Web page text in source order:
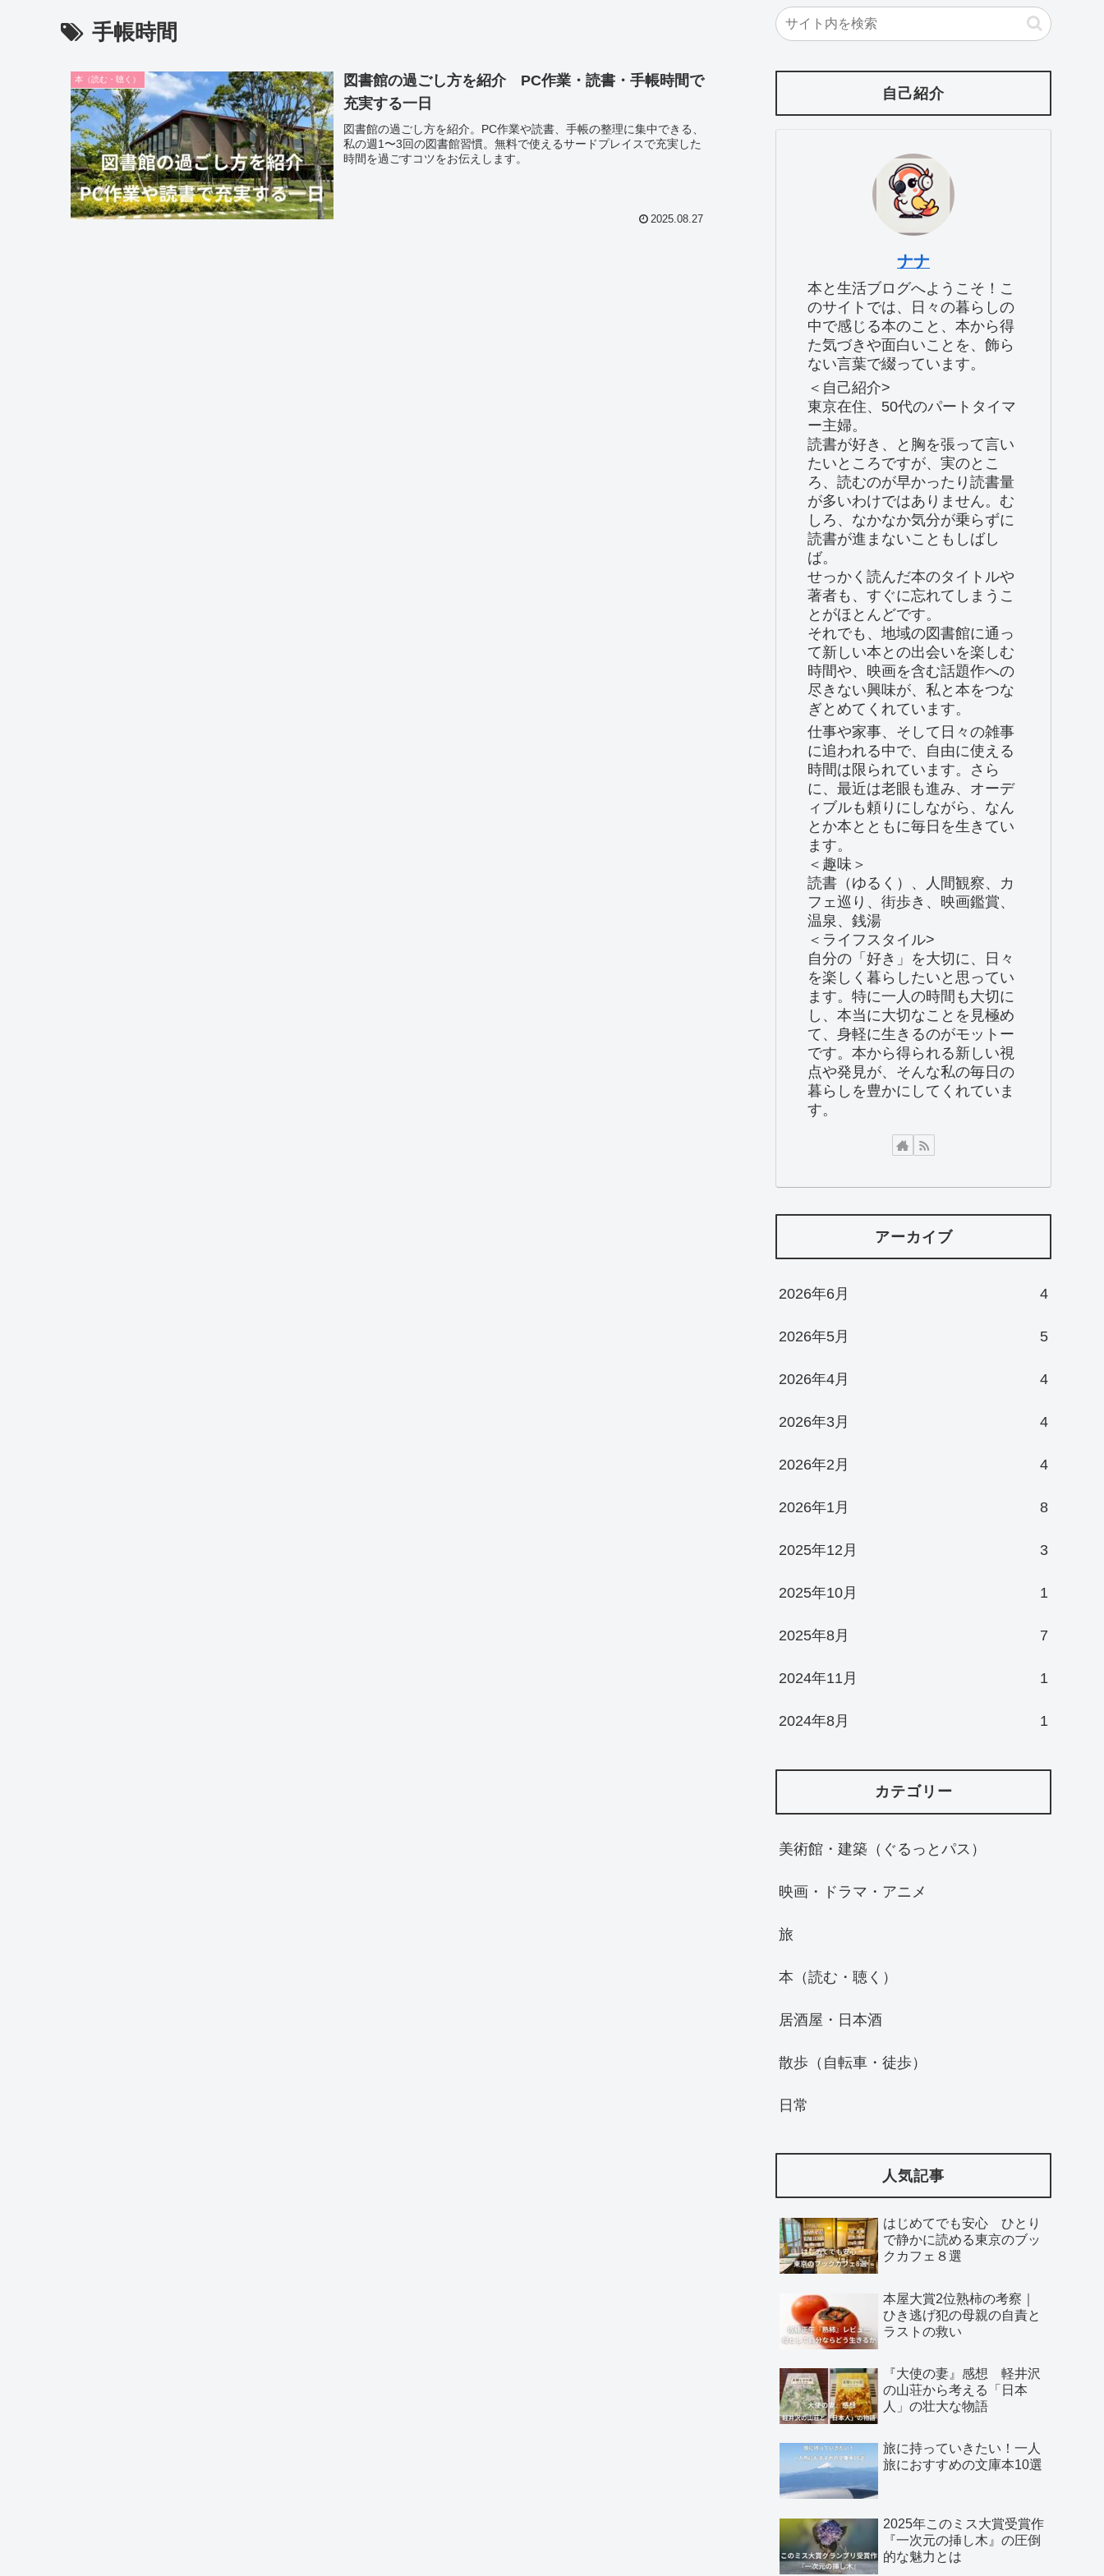
手帳時間
本（読む・聴く）
図書館の過ごし方を紹介 PC作業・読書・手帳時間で
充実する一日
図書館の過ごし方を紹介。PC作業や読書、手帳の整理に集中できる、
私の週1〜3回の図書館習慣。無料で使えるサードプレイスで充実した
時間を過ごすコツをお伝えします。
2025.08.27
自己紹介
ナナ
本と生活ブログへようこそ！こ
のサイトでは、日々の暮らしの
中で感じる本のこと、本から得
た気づきや面白いことを、飾ら
ない言葉で綴っています。
＜自己紹介>
東京在住、50代のパートタイマ
ー主婦。
読書が好き、と胸を張って言い
たいところですが、実のとこ
ろ、読むのが早かったり読書量
が多いわけではありません。む
しろ、なかなか気分が乗らずに
読書が進まないこともしばし
ば。
せっかく読んだ本のタイトルや
著者も、すぐに忘れてしまうこ
とがほとんどです。
それでも、地域の図書館に通っ
て新しい本との出会いを楽しむ
時間や、映画を含む話題作への
尽きない興味が、私と本をつな
ぎとめてくれています。
仕事や家事、そして日々の雑事
に追われる中で、自由に使える
時間は限られています。さら
に、最近は老眼も進み、オーデ
ィブルも頼りにしながら、なん
とか本とともに毎日を生きてい
ます。
＜趣味＞
読書（ゆるく）、人間観察、カ
フェ巡り、街歩き、映画鑑賞、
温泉、銭湯
＜ライフスタイル>
自分の「好き」を大切に、日々
を楽しく暮らしたいと思ってい
ます。特に一人の時間も大切に
し、本当に大切なことを見極め
て、身軽に生きるのがモットー
です。本から得られる新しい視
点や発見が、そんな私の毎日の
暮らしを豊かにしてくれていま
す。
アーカイブ
2026年6月 4
2026年5月 5
2026年4月 4
2026年3月 4
2026年2月 4
2026年1月 8
2025年12月 3
2025年10月 1
2025年8月 7
2024年11月 1
2024年8月 1
カテゴリー
美術館・建築（ぐるっとパス）
映画・ドラマ・アニメ
旅
本（読む・聴く）
居酒屋・日本酒
散歩（自転車・徒歩）
日常
人気記事
はじめてでも安心 ひとり
で静かに読める東京のブッ
クカフェ８選
本屋大賞2位熟柿の考察｜
ひき逃げ犯の母親の自責と
ラストの救い
『大使の妻』感想 軽井沢
の山荘から考える「日本
人」の壮大な物語
旅に持っていきたい！一人
旅におすすめの文庫本10選
2025年このミス大賞受賞作
『一次元の挿し木』の圧倒
的な魅力とは